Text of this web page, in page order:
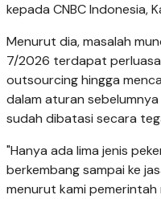
kepada CNBC Indonesia,
Menurut dia, masalah
7/2026 terdapat
outsourcing hingga
dalam aturan
sudah dibatasi secara
"Hanya ada lima jenis
berkembang sampai ke
menurut kami pemerintah